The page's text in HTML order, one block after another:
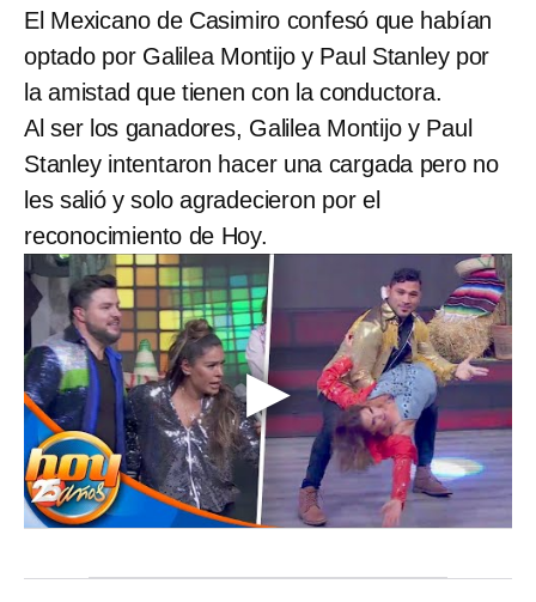
El Mexicano de Casimiro confesó que habían
optado por Galilea Montijo y Paul Stanley por
la amistad que tienen con la conductora.
Al ser los ganadores, Galilea Montijo y Paul
Stanley intentaron hacer una cargada pero no
les salió y solo agradecieron por el
reconocimiento de Hoy.